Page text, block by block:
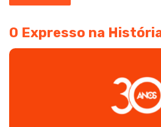
O Expresso na